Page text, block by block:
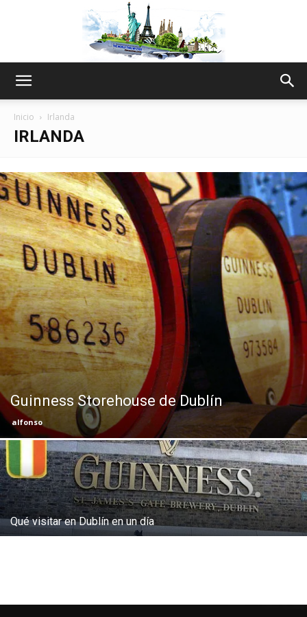
Thru
My
Eyes
Inicio Irlanda
IRLANDA
Guinness Storehouse de Dublín
alfonso
Qué visitar en Dublín en un día